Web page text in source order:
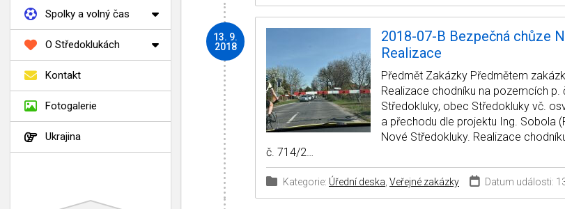
13. 9.
2018
2018-07-B Bezpečná chůze
Realizace
Předmět Zakázky Předmětem
Realizace chodníku na pozemcích p.
Středokluky, obec Středokluky vč.
a přechodu dle projektu Ing. Sobola
Nové Středokluky. Realizace
č. 714/2…
Kategorie: Úřední deska Veřejné zakázky Datum události:
Spolky a volný čas
O Středoklukách
Kontakt
Fotogalerie
Ukrajina